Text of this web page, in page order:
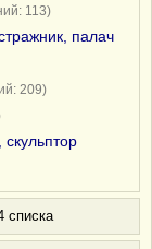
113)
палач
209)
списка